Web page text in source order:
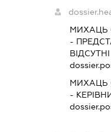
МИХАЦЬ
-
ВІДСУТНІ
МИХАЦЬ
-